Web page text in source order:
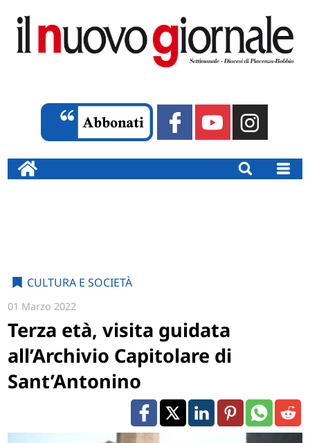
CULTURA E SOCIETÀ
01 Marzo 2022
Terza età, visita guidata
all’Archivio Capitolare di
Sant’Antonino